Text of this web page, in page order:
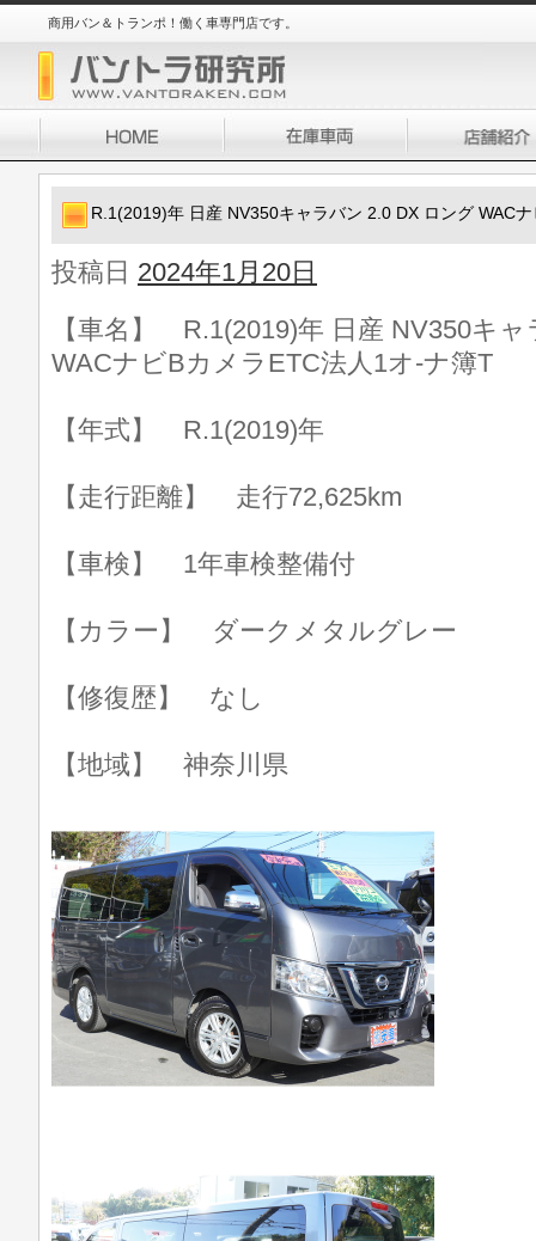
商用バン＆トランポ！働く車専門店です。
R.1(2019)年 日産 NV350キャラバン 2.0 DX ロング WAC
投稿日 2024年1月20日
【車名】 R.1(2019)年 日産 NV350キ
WACナビBカメラETC法人1オ-ナ簿T
【年式】 R.1(2019)年
【走行距離】 走行72,625km
【車検】 1年車検整備付
【カラー】 ダークメタルグレー
【修復歴】 なし
【地域】 神奈川県